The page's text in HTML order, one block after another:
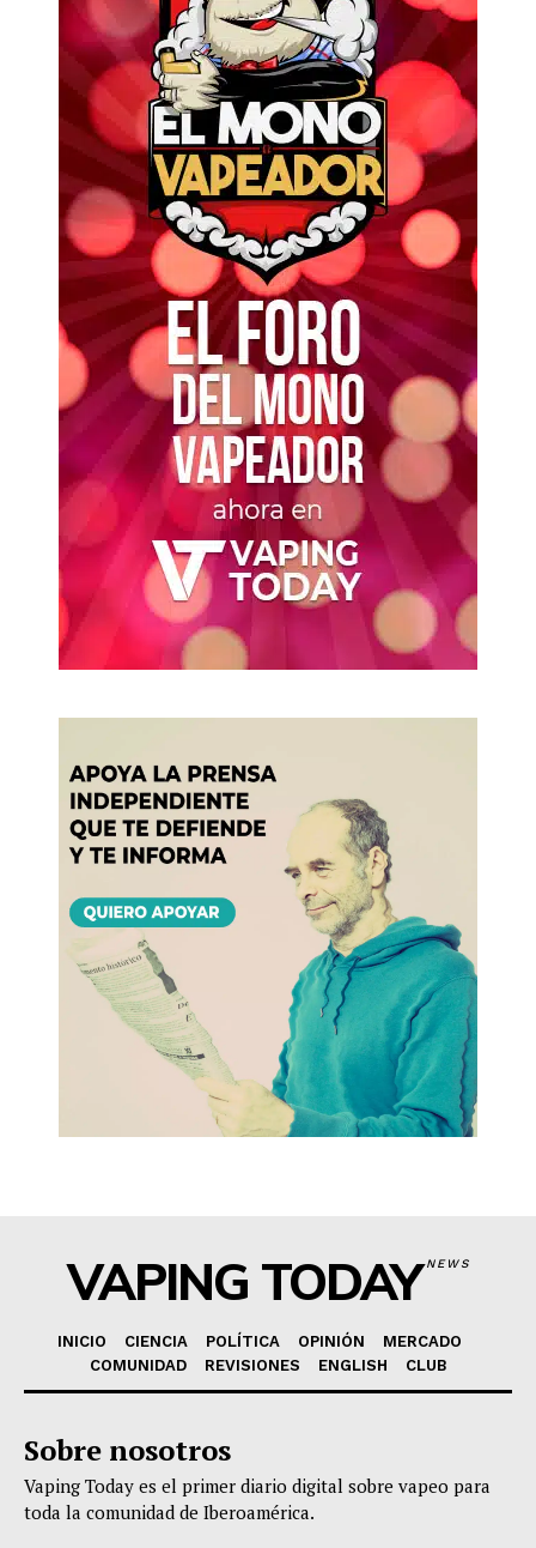
VAPING TODAYNEWS
INICIO CIENCIA POLÍTICA OPINIÓN
MERCADO
COMUNIDAD
REVISIONES ENGLISH CLUB
Sobre nosotros
Vaping Today es el primer diario digital sobre vapeo para
toda la comunidad de Iberoamérica.